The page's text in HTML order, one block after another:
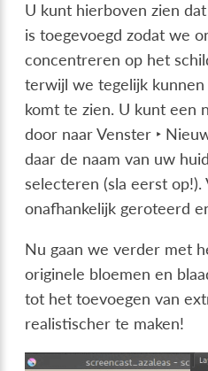
U kunt hierboven zien
is toegevoegd zodat we
concentreren op het
terwijl we tegelijk
komt te zien. U kunt een
door naarVenster ‣
daar de naam van uw
selecteren (sla eerst op!).
onafhankelijk geroteerd
Nu gaan we verder met
originele bloemen en
tot het toevoegen van
realistischer te maken!